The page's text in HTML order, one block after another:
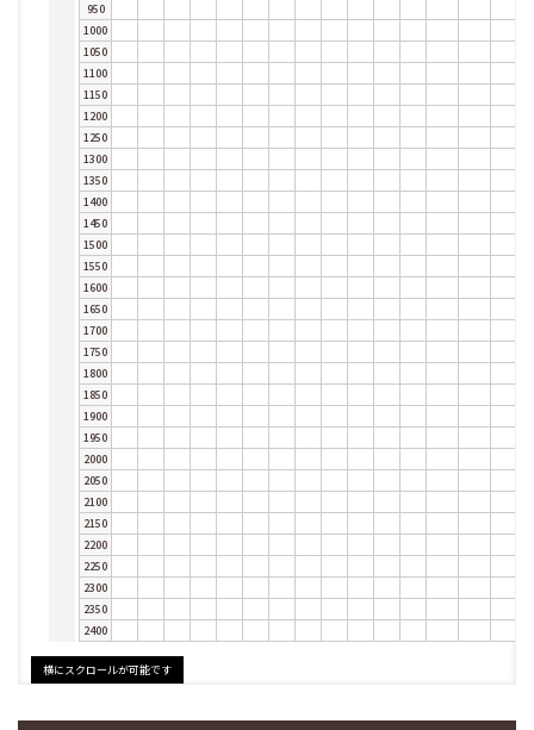
950
1000
1050
1100
1150
1200
1250
1300
1350
1400
1450
1500
1550
1600
1650
1700
1750
1800
1850
1900
1950
2000
2050
2100
2150
2200
2250
2300
2350
2400